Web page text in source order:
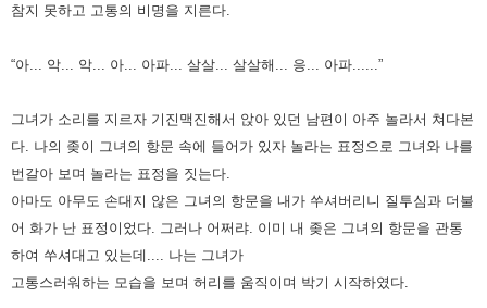
참지 못하고 고통의 비명을 지른다.
“아... 악... 악... 아... 아파... 살살... 살살해... 응... 아파......”
그녀가 소리를 지르자 기진맥진해서 앉아 있던 남편이 아주 놀라서 쳐다본
다. 나의 좆이 그녀의 항문 속에 들어가 있자 놀라는 표정으로 그녀와 나를
번갈아 보며 놀라는 표정을 짓는다.
아마도 아무도 손대지 않은 그녀의 항문을 내가 쑤셔버리니 질투심과 더불
어 화가 난 표정이었다.
그러나 어쩌랴. 이미 내 좆은 그녀의 항문을 관통
하여 쑤셔대고 있는데.... 나는 그녀가
고통스러워하는 모습을 보며 허리를 움직이며 박기 시작하였다.